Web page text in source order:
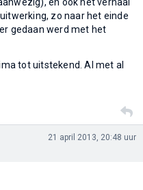
zo naar het einde
gedaan werd met het
tot uitstekend. Al met al
21 april 2013, 20:48 uur